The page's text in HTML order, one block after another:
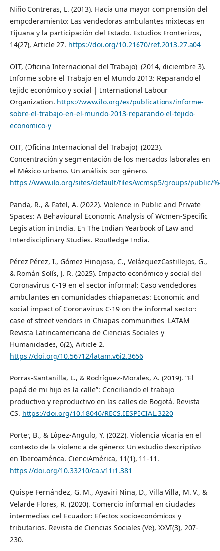
Niño Contreras, L. (2013). Hacia una mayor comprensión del
empoderamiento: Las vendedoras ambulantes mixtecas en
Tijuana y la participación del Estado. Estudios Fronterizos,
14(27), Article 27. https://doi.org/10.21670/ref.2013.27.a04
OIT, (Oficina Internacional del Trabajo). (2014, diciembre 3).
Informe sobre el Trabajo en el Mundo 2013: Reparando el
tejido económico y social | International Labour
Organization. https://www.ilo.org/es/publications/informe-
sobre-el-trabajo-en-el-mundo-2013-reparando-el-tejido-
economico-y
OIT, (Oficina Internacional del Trabajo). (2023).
Concentración y segmentación de los mercados laborales en
el México urbano. Un análisis por género.
https://www.ilo.org/sites/default/files/wcmsp5/groups/public/
Panda, R., & Patel, A. (2022). Violence in Public and Private
Spaces: A Behavioural Economic Analysis of Women-Specific
Legislation in India. En The Indian Yearbook of Law and
Interdisciplinary Studies. Routledge India.
Pérez Pérez, I., Gómez Hinojosa, C., VelázquezCastillejos, G.,
& Román Solís, J. R. (2025). Impacto económico y social del
Coronavirus C-19 en el sector informal: Caso vendedores
ambulantes en comunidades chiapanecas: Economic and
social impact of Coronavirus C-19 on the informal sector:
case of street vendors in Chiapas communities. LATAM
Revista Latinoamericana de Ciencias Sociales y
Humanidades, 6(2), Article 2.
https://doi.org/10.56712/latam.v6i2.3656
Porras-Santanilla, L., & Rodríguez-Morales, A. (2019). “El
papá de mi hijo es la calle”: Conciliando el trabajo
productivo y reproductivo en las calles de Bogotá. Revista
CS. https://doi.org/10.18046/RECS.IESPECIAL.3220
Porter, B., & López-Angulo, Y. (2022). Violencia vicaria en el
contexto de la violencia de género: Un estudio descriptivo
en Iberoamérica. CienciAmérica, 11(1), 11-11.
https://doi.org/10.33210/ca.v11i1.381
Quispe Fernández, G. M., Ayaviri Nina, D., Villa Villa, M. V., &
Velarde Flores, R. (2020). Comercio informal en ciudades
intermedias del Ecuador: Efectos socioeconómicos y
tributarios. Revista de Ciencias Sociales (Ve), XXVI(3), 207-
230.